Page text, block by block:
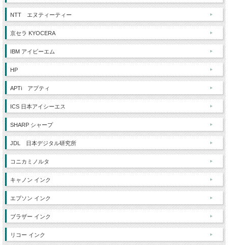
NTT エヌティーティー
京セラ KYOCERA
IBM アイビーエム
HP
APTi アプティ
ICS 日本アイシーエス
SHARP シャープ
JDL 日本デジタル研究所
コニカミノルタ
キャノン インク
エプソン インク
ブラザー インク
リコー インク